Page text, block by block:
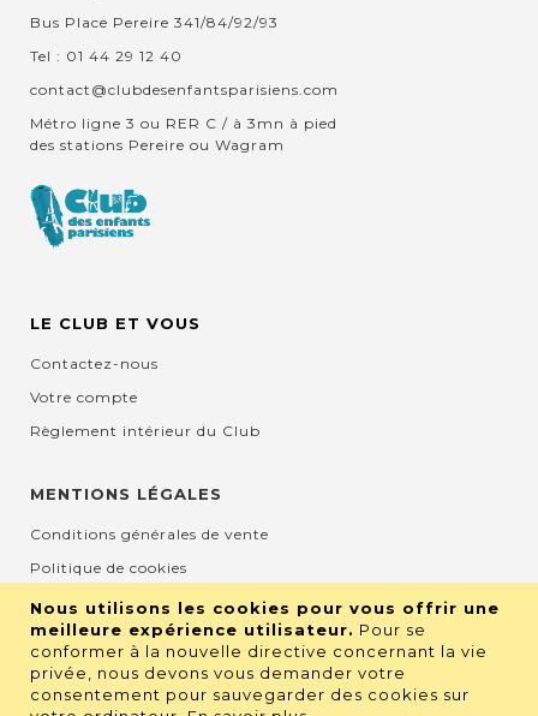
Nous utilisons les cookies pour vous offrir une
meilleure expérience utilisateur. Pour se
conformer à la nouvelle directive concernant la vie
privée, nous devons vous demander votre
consentement pour sauvegarder des cookies sur
Bus Place Pereire 341/84/92/93
Tel : 01 44 29 12 40
contact@clubdesenfantsparisiens.com
Métro ligne 3 ou RER C / à 3mn à pied
des stations Pereire ou Wagram
LE CLUB ET VOUS
Contactez-nous
Votre compte
Règlement intérieur du Club
MENTIONS LÉGALES
Conditions générales de vente
Politique de cookies
Mentions légales et CGU
Protection de la vie privée
RETROUVEZ NOUS SUR LES RÉSEAUX